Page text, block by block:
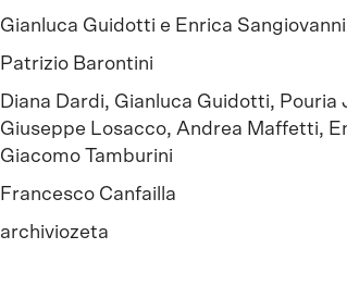
Gianluca Guidotti e Enrica Sangiovanni
Patrizio Barontini
Diana Dardi, Gianluca Guidotti, Pouria
Giuseppe Losacco, Andrea Maffetti,
Giacomo Tamburini
Francesco Canfailla
archiviozeta